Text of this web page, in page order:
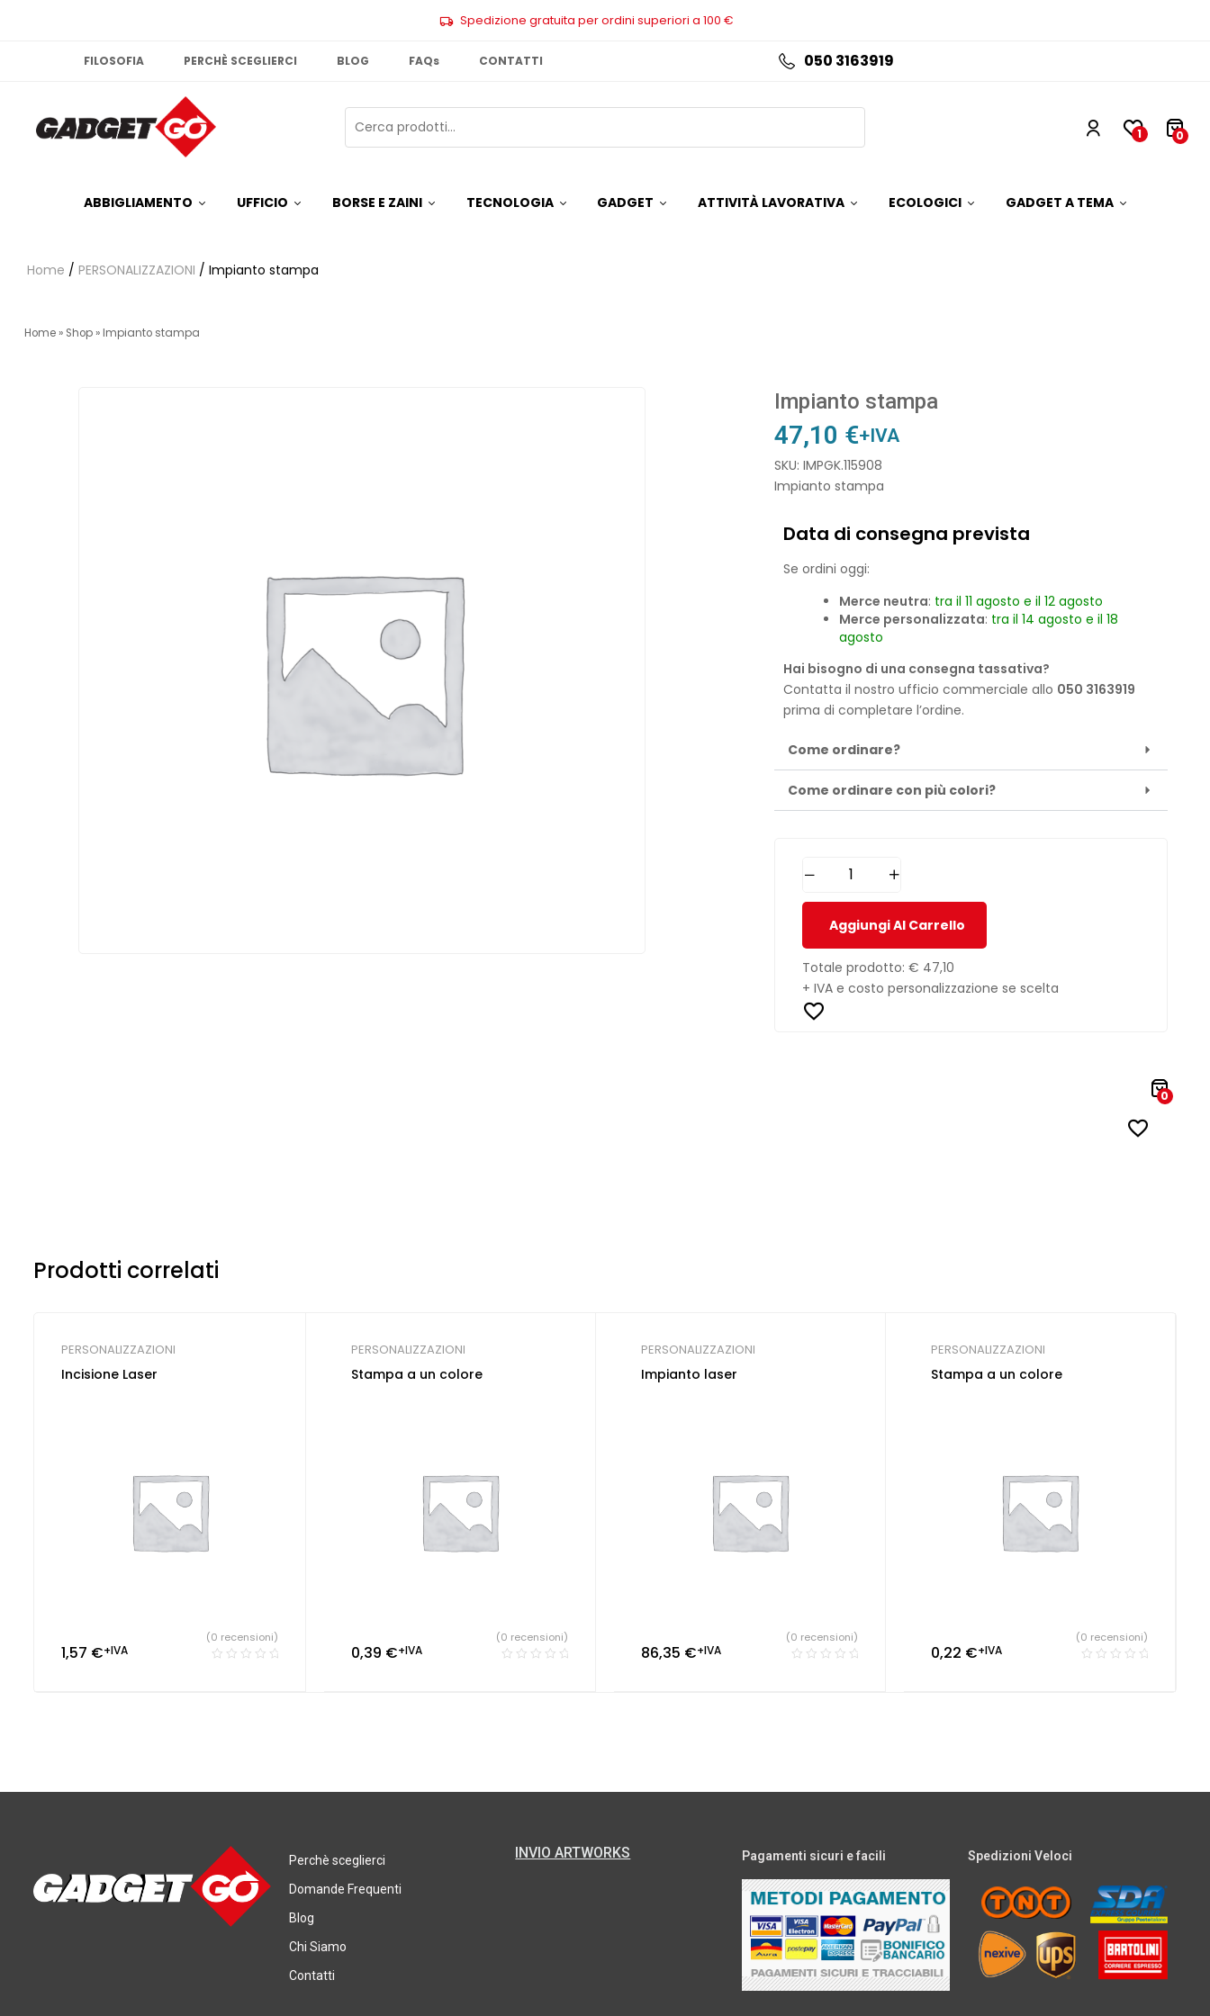
Spedizione gratuita per ordini superiori a 100 €
FILOSOFIA PERCHÈ SCEGLIERCI BLOG FAQs CONTATTI 050 3163919
1 0
ABBIGLIAMENTO UFFICIO BORSE E ZAINI TECNOLOGIA GADGET ATTIVITÀ LAVORATIVA ECOLOGICI GADGET A TEMA
Home / PERSONALIZZAZIONI / Impianto stampa
Home » Shop » Impianto stampa
Impianto stampa
47,10 €+IVA
SKU: IMPGK.115908
Impianto stampa
Data di consegna prevista
Se ordini oggi:
Merce neutra: tra il 11 agosto e il 12 agosto
Merce personalizzata: tra il 14 agosto e il 18
agosto
Hai bisogno di una consegna tassativa?
Contatta il nostro ufficio commerciale allo 050 3163919
prima di completare l’ordine.
Come ordinare?
Come ordinare con più colori?
Aggiungi Al Carrello
Totale prodotto: € 47,10
+ IVA e costo personalizzazione se scelta
0
Prodotti correlati
PERSONALIZZAZIONI
Incisione Laser
1,57 €+IVA
(0 recensioni)
PERSONALIZZAZIONI
Stampa a un colore
0,39 €+IVA
(0 recensioni)
PERSONALIZZAZIONI
Impianto laser
86,35 €+IVA
(0 recensioni)
PERSONALIZZAZIONI
Stampa a un colore
0,22 €+IVA
(0 recensioni)
Perchè sceglierci
Domande Frequenti
Blog
Chi Siamo
Contatti
INVIO ARTWORKS Pagamenti sicuri e facili Spedizioni Veloci